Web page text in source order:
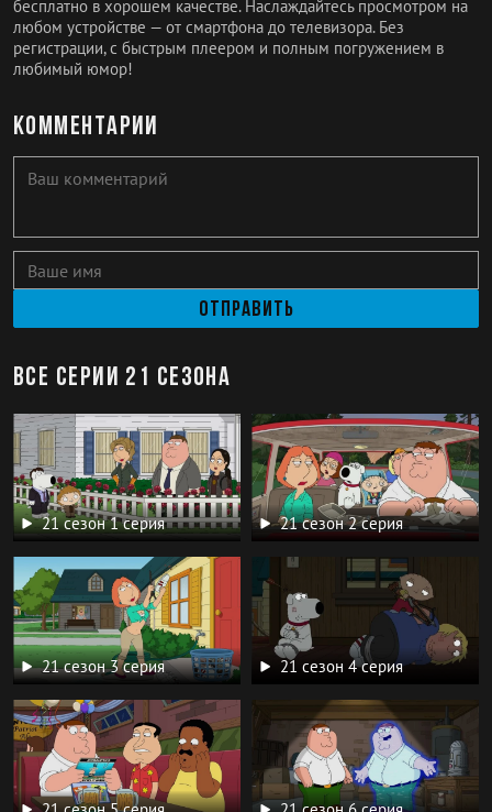
бесплатно в хорошем качестве. Наслаждайтесь просмотром на
любом устройстве — от смартфона до телевизора. Без
регистрации, с быстрым плеером и полным погружением в
любимый юмор!
Комментарии
Отправить
Все серии 21 сезона
21 сезон 1 серия 21 сезон 2 серия
21 сезон 3 серия 21 сезон 4 серия